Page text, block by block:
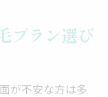
プラン選び
が不安な方は多